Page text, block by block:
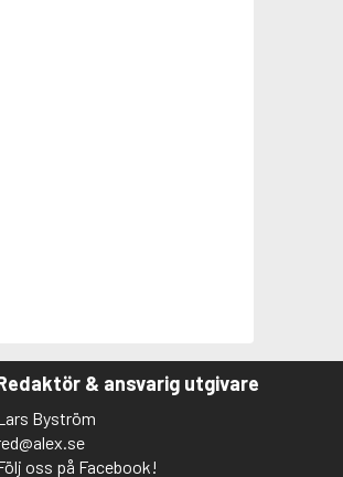
& ansvarig utgivare
Byström
oss på Facebook!